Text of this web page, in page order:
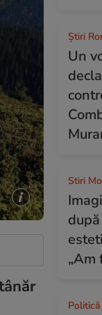
Știri
Un
Stiri
„Am
Politică